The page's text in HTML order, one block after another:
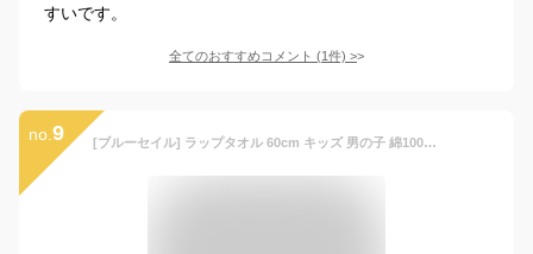
すいです。
全てのおすすめコメント (1件) >
no. 9 [ブルーセイル] ラップタオル 60cm キッズ 男の子 綿100％ コットン お名前タグ付 プールタオル 巻タオル C：グレー